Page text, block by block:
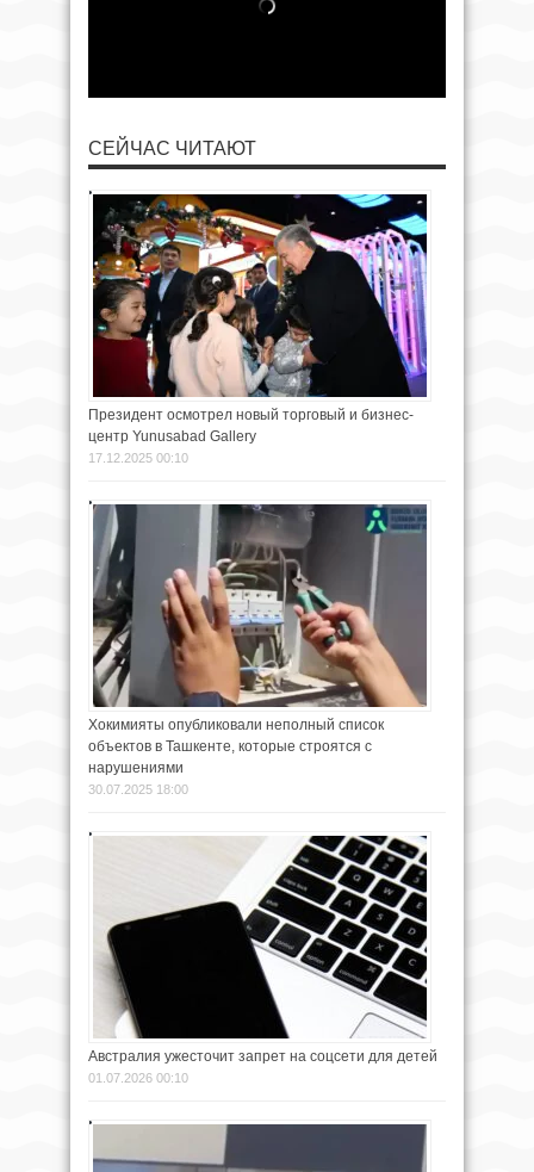
СЕЙЧАС ЧИТАЮТ
Президент осмотрел новый торговый и бизнес-
центр Yunusabad Gallery
17.12.2025 00:10
Хокимияты опубликовали неполный список
объектов в Ташкенте, которые строятся с
нарушениями
30.07.2025 18:00
Австралия ужесточит запрет на соцсети для детей
01.07.2026 00:10